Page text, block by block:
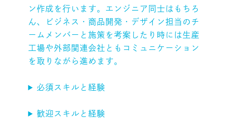
ン作成を行います。エンジニア同士はもちろ
ん、ビジネス・商品開発・デザイン担当のチ
ームメンバーと施策を考案したり時には生産
工場や外部関連会社ともコミュニケーション
を取りながら進めます。
必須スキルと経験
歓迎スキルと経験